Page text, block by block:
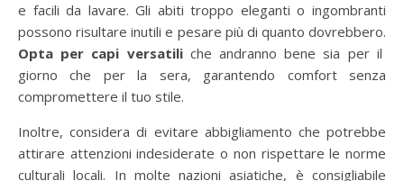
e facili da lavare. Gli abiti troppo eleganti o ingombranti
possono risultare inutili e pesare più di quanto dovrebbero.
Opta per capi versatiliche andranno bene sia per il
giorno che per la sera, garantendo comfort senza
compromettere il tuo stile.
Inoltre, considera di evitare abbigliamento che potrebbe
attirare attenzioni indesiderate o non rispettare le norme
culturali locali. In molte nazioni asiatiche, è consigliabile